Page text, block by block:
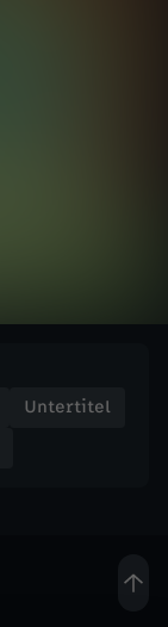
Untertitel